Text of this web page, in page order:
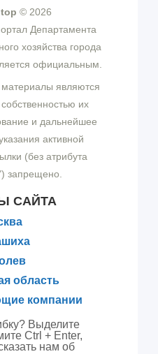
© 2026
Департамента
хозяйства города
официальным.
являются
их
и дальнейшее
активной
(без атрибута
запрещено.
САЙТА
область
компании
Выделите
Ctrl + Enter,
нам об